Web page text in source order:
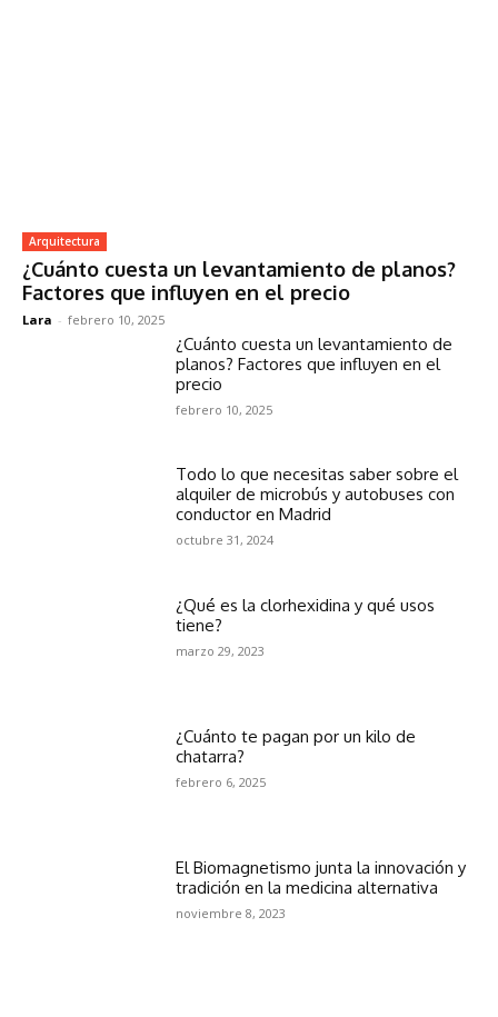
Arquitectura
¿Cuánto cuesta un levantamiento de planos?
Factores que influyen en el precio
Lara - febrero 10, 2025
¿Cuánto cuesta un levantamiento de
planos? Factores que influyen en el
precio
febrero 10, 2025
Todo lo que necesitas saber sobre el
alquiler de microbús y autobuses con
conductor en Madrid
octubre 31, 2024
¿Qué es la clorhexidina y qué usos
tiene?
marzo 29, 2023
¿Cuánto te pagan por un kilo de
chatarra?
febrero 6, 2025
El Biomagnetismo junta la innovación y
tradición en la medicina alternativa
noviembre 8, 2023